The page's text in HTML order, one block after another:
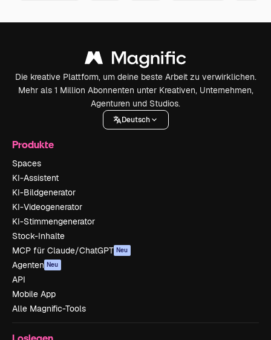
Die kreative Plattform, um deine beste Arbeit zu verwirklichen.
Mehr als 1 Million Abonnenten unter Kreativen, Unternehmen,
Agenturen und Studios.
Deutsch
Produkte
Spaces
KI-Assistent
KI-Bildgenerator
KI-Videogenerator
KI-Stimmengenerator
Stock-Inhalte
MCP für Claude/ChatGPT Neu
Agenten Neu
API
Mobile App
Alle Magnific-Tools